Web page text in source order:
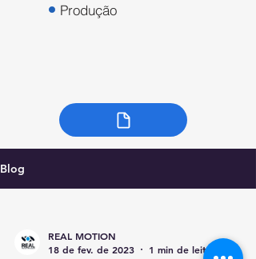
Produção
Blog
REAL MOTION
18 de fev. de 2023
1 min de leitura